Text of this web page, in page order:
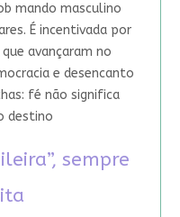
mando masculino
É incentivada por
avançaram no
e desencanto
fé não significa
destino
sempre